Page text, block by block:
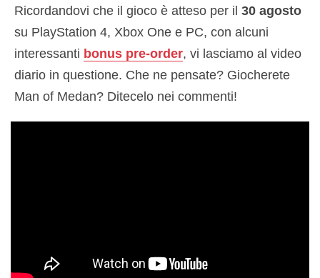
Ricordandovi che il gioco è atteso per il 30 agosto
su PlayStation 4, Xbox One e PC, con alcuni
interessanti bonus pre-order, vi lasciamo al video
diario in questione. Che ne pensate? Giocherete
Man of Medan? Ditecelo nei commenti!